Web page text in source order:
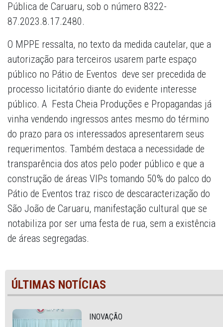
Pública de Caruaru, sob o número 8322-
87.2023.8.17.2480.
O MPPE ressalta, no texto da medida cautelar, que a
autorização para terceiros usarem parte espaço
público no Pátio de Eventos deve ser precedida de
processo licitatório diante do evidente interesse
público. A Festa Cheia Produções e Propagandas já
vinha vendendo ingressos antes mesmo do término
do prazo para os interessados apresentarem seus
requerimentos. Também destaca a necessidade de
transparência dos atos pelo poder público e que a
construção de áreas VIPs tomando 50% do palco do
Pátio de Eventos traz risco de descaracterização do
São João de Caruaru, manifestação cultural que se
notabiliza por ser uma festa de rua, sem a existência
de áreas segregadas.
ÚLTIMAS NOTÍCIAS
INOVAÇÃO